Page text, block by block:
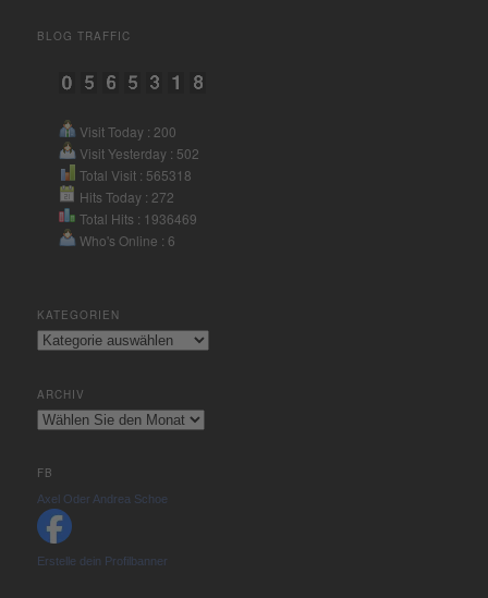
Consent Management Platform
BLOG TRAFFIC
Visit Today : 200
Visit Yesterday : 502
Total Visit : 565318
Hits Today : 272
Total Hits : 1936469
Who's Online : 6
KATEGORIEN
Kategorien
ARCHIV
Archiv
FB
Axel Oder Andrea Schoe
Erstelle dein Profilbanner